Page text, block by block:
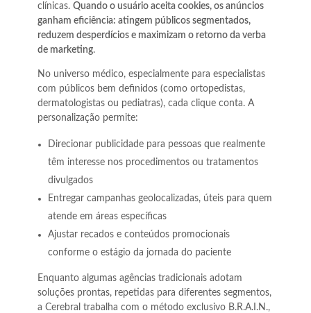
clínicas. Quando o usuário aceita cookies, os anúncios
ganham eficiência: atingem públicos segmentados,
reduzem desperdícios e maximizam o retorno da verba
de marketing.
No universo médico, especialmente para especialistas
com públicos bem definidos (como ortopedistas,
dermatologistas ou pediatras), cada clique conta. A
personalização permite:
Direcionar publicidade para pessoas que realmente
têm interesse nos procedimentos ou tratamentos
divulgados
Entregar campanhas geolocalizadas, úteis para quem
atende em áreas específicas
Ajustar recados e conteúdos promocionais
conforme o estágio da jornada do paciente
Enquanto algumas agências tradicionais adotam
soluções prontas, repetidas para diferentes segmentos,
a Cerebral trabalha com o método exclusivo B.R.A.I.N.,